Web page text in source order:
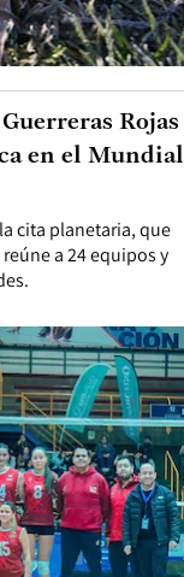
cita planetaria, que
a 24 equipos y
Rojas
en el Mundial